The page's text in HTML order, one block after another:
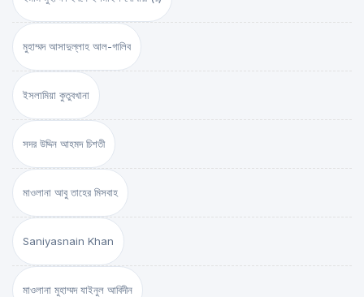
মুহাম্মদ আসাদুল্লাহ আল-গালিব
ইসলামিয়া কুতুবখানা
সদর উদ্দিন আহমদ চিশতী
মাওলানা আবু তাহের মিসবাহ
Saniyasnain Khan
মাওলানা মুহাম্মদ যাইনুল আবিদীন